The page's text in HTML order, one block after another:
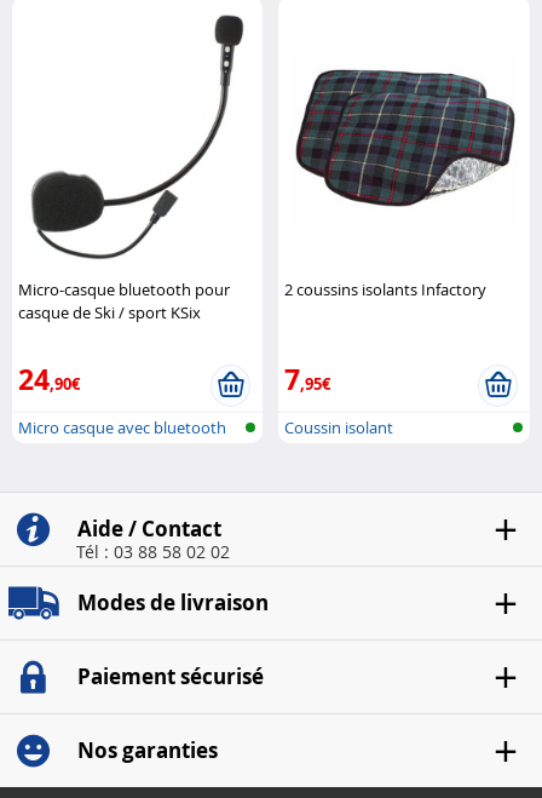
Micro-casque bluetooth pour
casque de Ski / sport KSix
24,90€
Micro casque avec bluetooth
2 coussins isolants Infactory
7,95€
Coussin isolant
Aide / Contact
Tél : 03 88 58 02 02
Modes de livraison
Paiement sécurisé
Nos garanties